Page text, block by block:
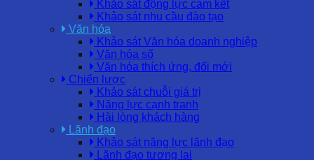
Khảo sát động lực cam kết
Khảo sát nhu cầu đào tạo
Văn hóa
Khảo sát Văn hóa doanh nghiệp
Văn hóa số
Văn hóa thích ứng, đổi mới
Chiến lược
Khảo sát chuỗi giá trị
Năng lực cạnh tranh
Hài lòng khách hàng
Lãnh đạo
Khảo sát năng lực lãnh đạo
Lãnh đạo tương lai